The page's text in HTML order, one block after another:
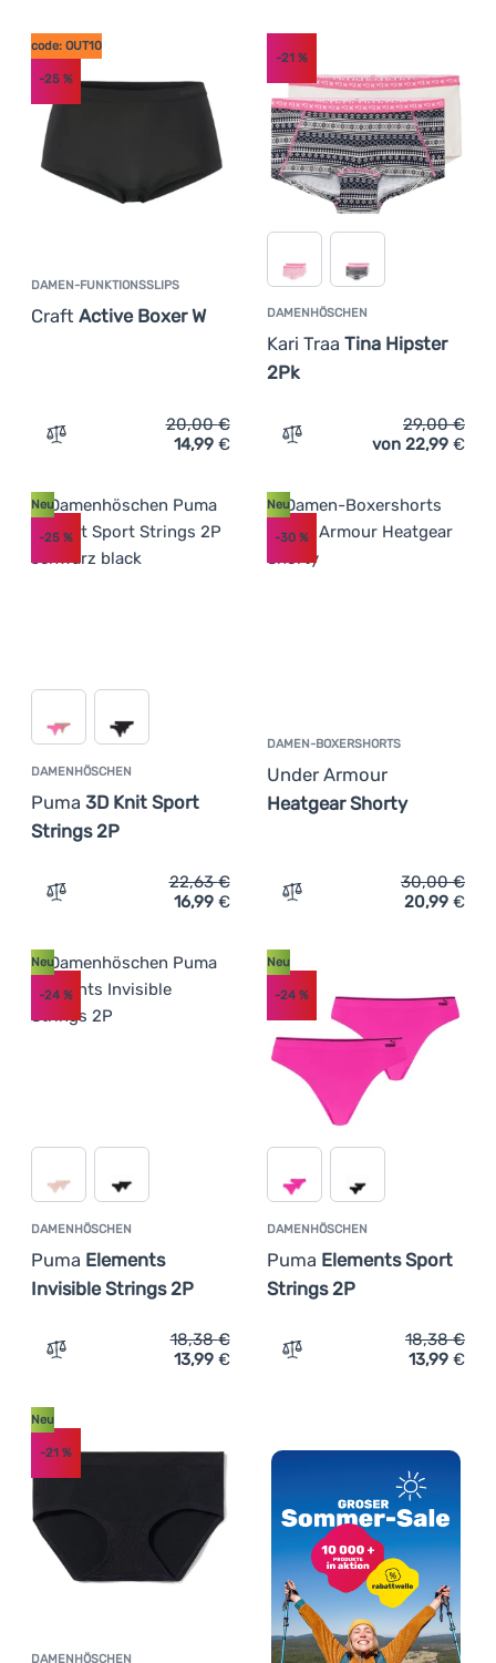
DAMEN-FUNKTIONSSLIPS
Craft Active Boxer W
code: OUT10
-25 %
Zum Vergleich 'Damen-Funktionsslips Craft Active
20,00€
14,99 €
DAMENHÖSCHEN
Kari Traa Tina Hipster
2Pk
-21 %
Zum Vergleich
29,00€
von 22,99 €
DAMENHÖSCHEN
Puma 3D Knit Sport
Strings 2P
Neu
-25 %
Zum Vergleich 'Damenhöschen Puma 3D Knit Sport
22,63€
16,99 €
DAMEN-BOXERSHORTS
Under Armour
Heatgear Shorty
Neu
-30%
Zum Vergleich 'Damen-
30,00€
20,99 €
DAMENHÖSCHEN
Puma Elements
Invisible Strings 2P
Neu
-24 %
Zum Vergleich 'Damenhöschen Puma Elements
18,38€
13,99 €
DAMENHÖSCHEN
Puma Elements Sport
Strings 2P
Neu
-24%
Zum Vergleich
18,38€
13,99 €
DAMENHÖSCHEN
Neu
-21 %